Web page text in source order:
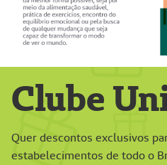
Clube
Quer descontos exclusivos
estabelecimentos de todo o